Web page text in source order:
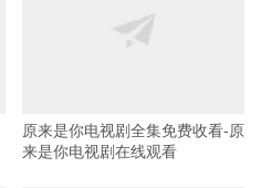
原来是你电视剧全集免费收看-原
来是你电视剧在线观看